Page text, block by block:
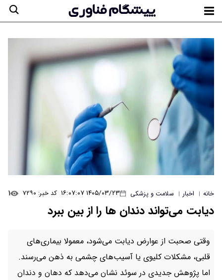
خانه | اخبار | سلامت و پزشکی ۱۴۰۵/۰۳/۲۳ ۱۶:۰۷:۰۷ کد خبر: ۷۲۹۰ ۱
دیابت می‌تواند دندان ها را از بین ببرد
وقتی صحبت از عوارض دیابت می‌شود، معمولا بیماری‌های
قلبی، مشکلات کلیوی یا آسیب‌های چشمی به ذهن می‌رسند.
اما پژوهش جدیدی در سوئد نشان می‌دهد که دهان و دندان